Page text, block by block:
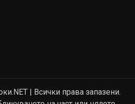
| Всички права запазени.